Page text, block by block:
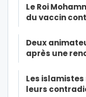
Le Roi
du vaccin
Deux
après une
Les
leurs